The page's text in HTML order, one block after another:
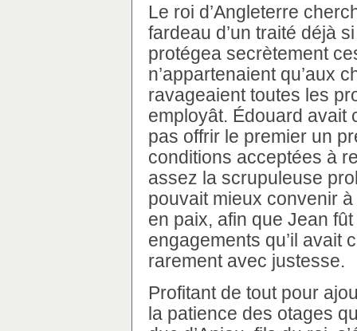
Le roi d’Angleterre
fardeau d’un traité déjà
protégea secrètement
n’appartenaient qu’aux
ravageaient toutes les
employât. Édouard avait
pas offrir le premier un
conditions acceptées à
assez la scrupuleuse
pouvait mieux convenir
en paix, afin que Jean
engagements qu’il avait
rarement avec justesse.
Profitant de tout pour
la patience des otages